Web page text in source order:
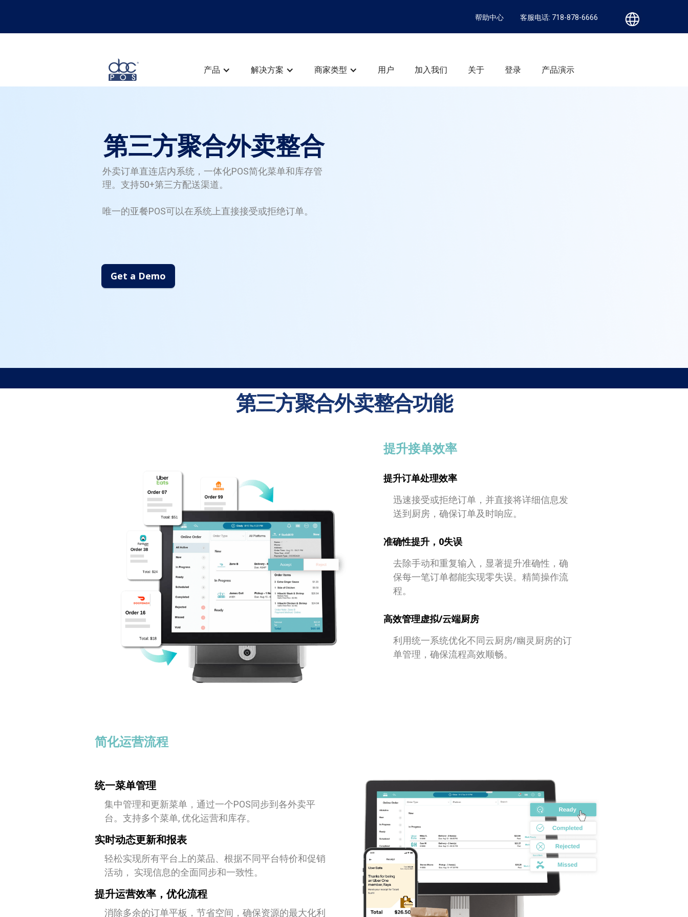
帮助中心 客服电话: 718-878-6666
产品 解决方案 商家类型 用户 加入我们 关于 登录 产品演示
第三方聚合外卖整合
外卖订单直连店内系统，一体化POS简化菜单和库存管
理。支持50+第三方配送渠道。
唯一的亚餐POS可以在系统上直接接受或拒绝订单。
Get a Demo
第三方聚合外卖整合功能
提升接单效率
提升订单处理效率
迅速接受或拒绝订单，并直接将详细信息发
送到厨房，确保订单及时响应。
准确性提升，0失误
去除手动和重复输入，显著提升准确性，确
保每一笔订单都能实现零失误。精简操作流
程。
高效管理虚拟/云端厨房
利用统一系统优化不同云厨房/幽灵厨房的订
单管理，确保流程高效顺畅。
简化运营流程
统一菜单管理
集中管理和更新菜单，通过一个POS同步到各外卖平
台。支持多个菜单, 优化运营和库存。
实时动态更新和报表
轻松实现所有平台上的菜品、根据不同平台特价和促销
活动， 实现信息的全面同步和一致性。
提升运营效率，优化流程
消除多余的订单平板，节省空间，确保资源的最大化利